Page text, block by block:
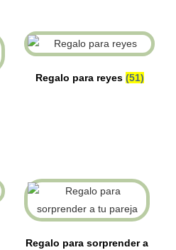
Regalo para reyes (51)
Regalo para sorprender a